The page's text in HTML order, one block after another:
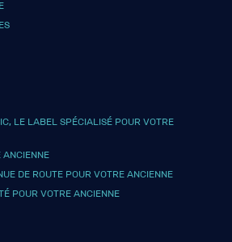
LE LABEL SPÉCIALISÉ POUR VOTRE
ANCIENNE
DE ROUTE POUR VOTRE ANCIENNE
POUR VOTRE ANCIENNE